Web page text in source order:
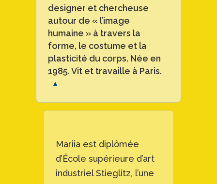
designer et chercheuse
autour de « l’image
humaine » à travers la
forme, le costume et la
plasticité du corps. Née en
1985. Vit et travaille à Paris.
▼
Mariia est diplômée
d’École supérieure d’art
industriel Stieglitz, l’une